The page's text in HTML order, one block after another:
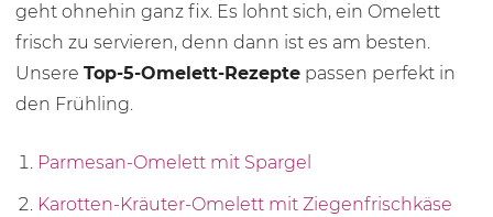
geht ohnehin ganz fix. Es lohnt sich, ein Omelett
frisch zu servieren, denn dann ist es am besten.
Unsere Top-5-Omelett-Rezepte passen perfekt in
den Frühling.
Parmesan-Omelett mit Spargel
Karotten-Kräuter-Omelett mit Ziegenfrischkäse